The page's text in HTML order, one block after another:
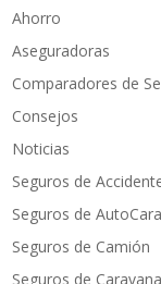
Ahorro
Aseguradoras
Comparadores de
Consejos
Noticias
Seguros de
Seguros de
Seguros de Camión
Seguros de Caravana